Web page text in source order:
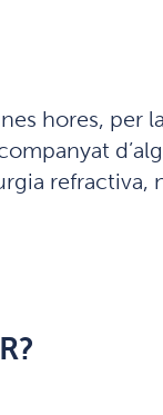
hores, per
refractiva,